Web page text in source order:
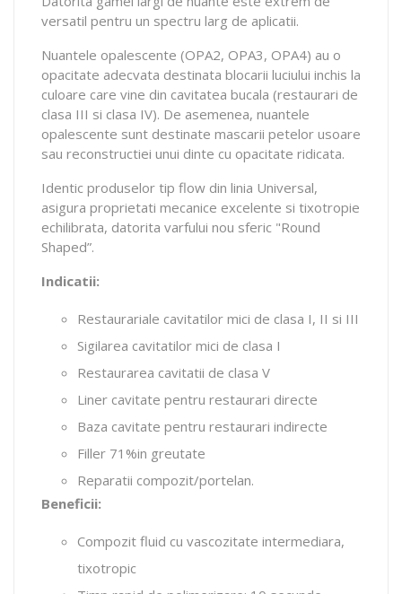
versatil pentru un spectru larg de aplicatii.
Nuantele opalescente (OPA2, OPA3, OPA4) au o
opacitate adecvata destinata blocarii luciului inchis la
culoare care vine din cavitatea bucala (restaurari de
clasa III si clasa IV). De asemenea, nuantele
opalescente sunt destinate mascarii petelor usoare
sau reconstructiei unui dinte cu opacitate ridicata.
Identic produselor tip flow din linia Universal,
asigura proprietati mecanice excelente si tixotropie
echilibrata, datorita varfului nou sferic "Round
Shaped”.
Indicatii:
Restaurariale cavitatilor mici de clasa I, II si III
Sigilarea cavitatilor mici de clasa I
Restaurarea cavitatii de clasa V
Liner cavitate pentru restaurari directe
Baza cavitate pentru restaurari indirecte
Filler 71%in greutate
Reparatii compozit/portelan.
Beneficii:
Compozit fluid cu vascozitate intermediara,
tixotropic